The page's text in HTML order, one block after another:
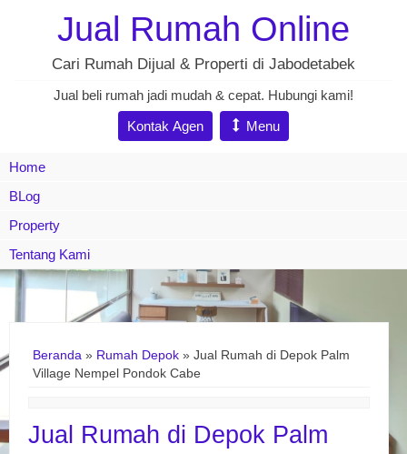
Jual Rumah Online
Cari Rumah Dijual & Properti di Jabodetabek
Jual beli rumah jadi mudah & cepat. Hubungi kami!
Kontak Agen
Menu
Home
BLog
Property
Tentang Kami
Beranda » Rumah Depok » Jual Rumah di Depok Palm
Village Nempel Pondok Cabe
Jual Rumah di Depok Palm